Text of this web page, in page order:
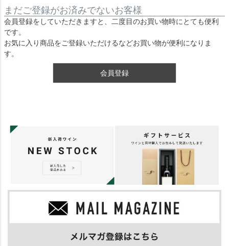
まだご登録がお済みでないお客様
会員登録をしていただきますと、二度目のお買い物時にとても便利
です。
お気に入り商品をご登録いただけるなどお買い物が便利になりま
す。
会員登録